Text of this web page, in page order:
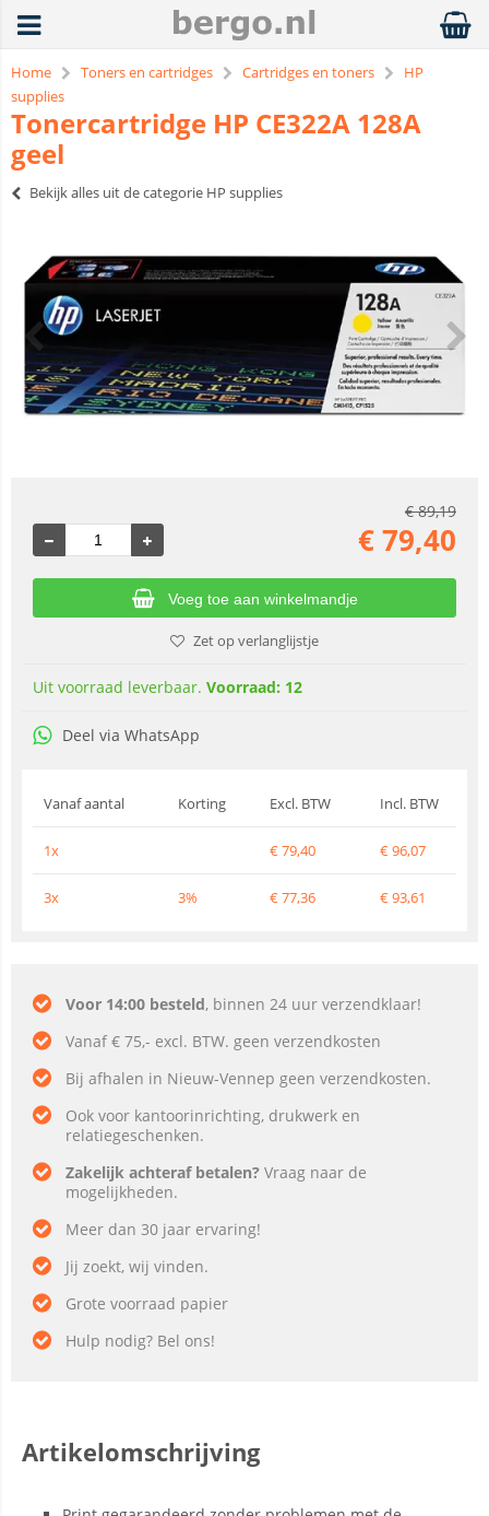
Home Toners en cartridges Cartridges en toners
HP
supplies
Tonercartridge HP CE322A 128A
geel
Bekijk alles uit de categorie HP supplies
€89,19
€79,40
Voeg toe aan winkelmandje
Zet op verlanglijstje
Uit voorraad leverbaar. Voorraad: 12
Deel via WhatsApp
Vanaf aantal Korting Excl. BTW Incl. BTW
1x €79,40 €96,07
3x 3% €77,36 €93,61
Voor 14:00 besteld, binnen 24 uur verzendklaar!
Vanaf € 75,- excl. BTW. geen verzendkosten
Bij afhalen in Nieuw-Vennep geen verzendkosten.
Ook voor kantoorinrichting, drukwerk en
relatiegeschenken.
Zakelijk achteraf betalen? Vraag naar de
mogelijkheden.
Meer dan 30 jaar ervaring!
Jij zoekt, wij vinden.
Grote voorraad papier
Hulp nodig? Bel ons!
Artikelomschrijving